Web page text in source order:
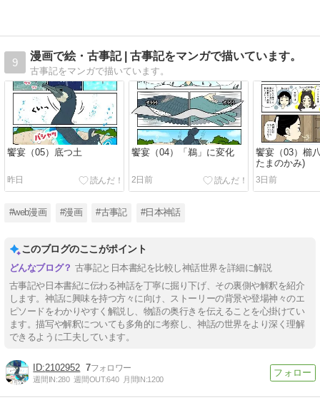
9
漫画で絵・古事記 | 古事記をマンガで描いています。
古事記をマンガで描いています。
饗宴（05）底つ土
昨日
饗宴（04）「鵜」に変化
2日前
饗宴（03）櫛
たまのかみ)
3日前
#web漫画 #漫画 #古事記 #日本神話
このブログのここがポイント
古事記と日本書紀を比較し神話世界を詳細に解説
古事記や日本書紀に伝わる神話を丁寧に掘り下げ、その裏側や解釈を紹介
します。神話に興味を持つ方々に向け、ストーリーの背景や登場神々のエ
ピソードをわかりやすく解説し、物語の奥行きを伝えることを心掛けてい
ます。描写や解釈についても多角的に考察し、神話の世界をより深く理解
できるように工夫しています。
2102952 7
週間IN:280 週間OUT:640 月間IN:1200